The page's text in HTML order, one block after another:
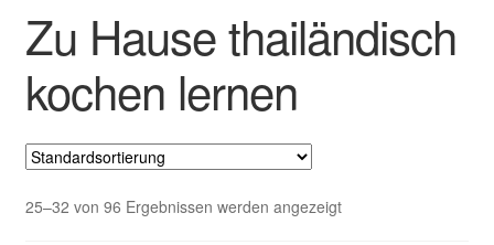
Kontakt
Yuwanda Hellinger
Zu Hause thailändisch
kochen lernen
25–32 von 96 Ergebnissen werden angezeigt